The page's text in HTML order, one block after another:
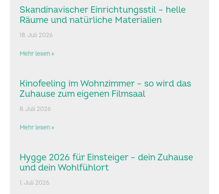
Skandinavischer Einrichtungsstil – helle
Räume und natürliche Materialien
18. Juli 2026
Mehr lesen »
Kinofeeling im Wohnzimmer – so wird das
Zuhause zum eigenen Filmsaal
8. Juli 2026
Mehr lesen »
Hygge 2026 für Einsteiger – dein Zuhause
und dein Wohlfühlort
1. Juli 2026